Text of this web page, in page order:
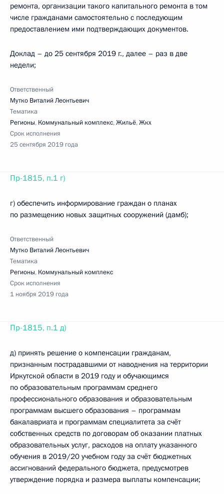
ремонта, организации такого капитального ремонта в том
числе гражданами самостоятельно с последующим
предоставлением ими подтверждающих документов.
Доклад – до 25 сентября 2019 г., далее – раз в две
недели;
Ответственный
Мутко Виталий Леонтьевич
Тематика
Регионы, Коммунальный комплекс,Жильё,Жкх
Срок исполнения
25 сентября 2019 года
Пр-1815, п.1 г)
г) обеспечить информирование граждан о планах
по размещению новых защитных сооружений (дамб);
Ответственный
Мутко Виталий Леонтьевич
Тематика
Регионы, Коммунальный комплекс
Срок исполнения
1 ноября 2019 года
Пр-1815, п.1 д)
д) принять решение о компенсации гражданам,
признанным пострадавшими от наводнения на территории
Иркутской области в 2019 году и обучающимся
по образовательным программам среднего
профессионального образования и образовательным
программам высшего образования – программам
бакалавриата и программам специалитета за счёт
собственных средств по договорам об оказании платных
образовательных услуг, расходов на оплату указанного
обучения в 2019/20 учебном году за счёт бюджетных
ассигнований федерального бюджета, предусмотрев
утверждение порядка и размера выплаты компенсации;